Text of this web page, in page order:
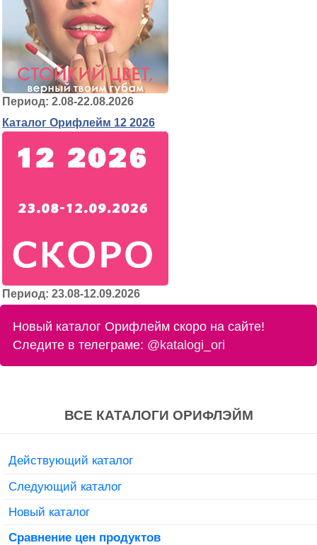
Период: 2.08-22.08.2026
Каталог Орифлейм 12 2026
Период: 23.08-12.09.2026
Новый каталог Орифлейм скоро на сайте!
Следите в телеграме: @katalogi_ori
ВСЕ КАТАЛОГИ ОРИФЛЭЙМ
Действующий каталог
Следующий каталог
Новый каталог
Сравнение цен продуктов